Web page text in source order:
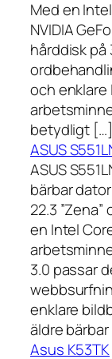
Med en
NVIDIA
hårddisk på
och enklare
betydligt […]
ASUS
ASUS
bärbar
22.3
en Intel
3.0 passar
enklare
äldre
Asus K53TK